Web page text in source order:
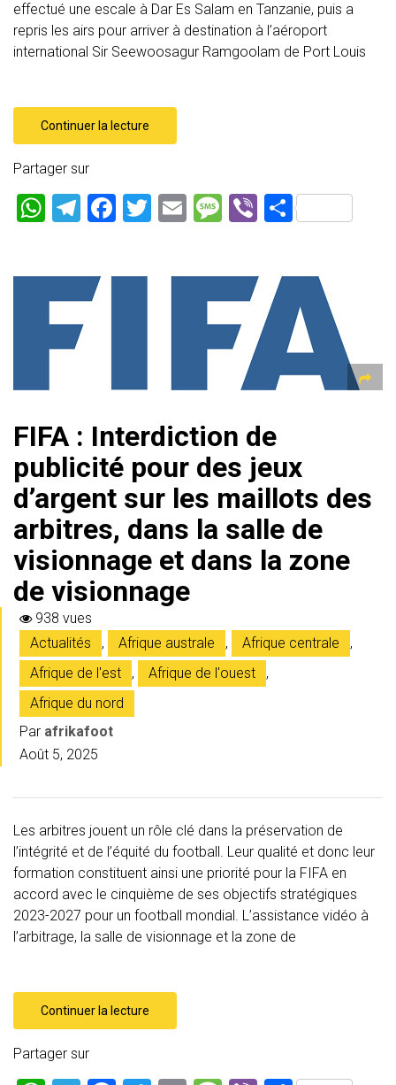
effectué une escale à Dar Es Salam en Tanzanie, puis a
repris les airs pour arriver à destination à l’aéroport
international Sir Seewoosagur Ramgoolam de Port Louis
Continuer la lecture
Partager sur
W
s
A
p
T
gr
a
F
T
E
M
a
g
e
Vi P
er
FIFA : Interdiction de
publicité pour des jeux
d’argent sur les maillots des
arbitres, dans la salle de
visionnage et dans la zone
de visionnage
938 vues
Actualités
, Afrique australe , Afrique centrale
,
Afrique de l'est
, Afrique de l'ouest
,
Afrique du nord
Par afrikafoot
Août 5, 2025
Les arbitres jouent un rôle clé dans la préservation de
l’intégrité et de l’équité du football. Leur qualité et donc leur
formation constituent ainsi une priorité pour la FIFA en
accord avec le cinquième de ses objectifs stratégiques
2023-2027 pour un football mondial. L’assistance vidéo à
l’arbitrage, la salle de visionnage et la zone de
Continuer la lecture
Partager sur